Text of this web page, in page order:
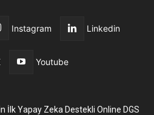
Instagram Linkedin
Youtube
İlk Yapay Zeka Destekli Online DGS